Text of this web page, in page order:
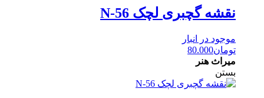
نقشه گچبری لچک N-56
موجود در انبار
تومان80.000
میراث هنر
بستن